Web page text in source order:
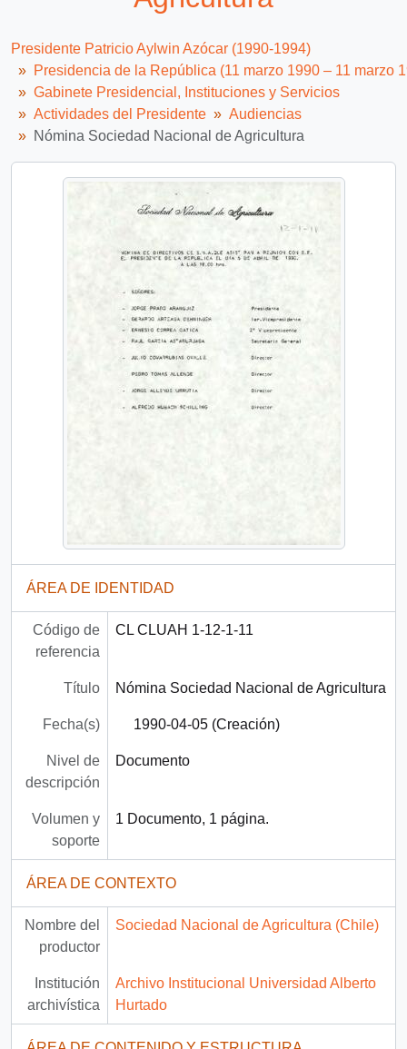
Presidente Patricio Aylwin Azócar (1990-1994)
Presidencia de la República (11 marzo 1990 – 11 marzo
Gabinete Presidencial, Instituciones y Servicios
Actividades del Presidente
Audiencias
Nómina Sociedad Nacional de Agricultura
ÁREA DE IDENTIDAD
Código de
referencia
CL CLUAH 1-12-1-11
Título Nómina Sociedad Nacional de Agricultura
Fecha(s) 1990-04-05 (Creación)
Nivel de
descripción
Documento
Volumen y
soporte
1 Documento, 1 página.
ÁREA DE CONTEXTO
Nombre del
productor
Sociedad Nacional de Agricultura (Chile)
Institución
archivística
Archivo Institucional Universidad Alberto
Hurtado